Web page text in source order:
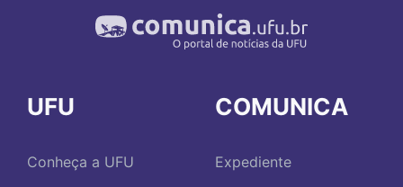
UFU
Conheça a UFU
COMUNICA
Expediente